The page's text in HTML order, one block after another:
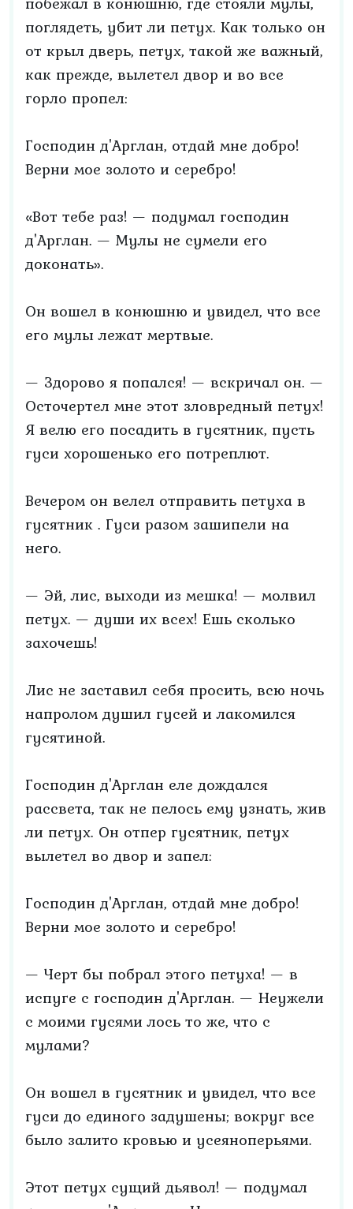
поглядеть, убит ли петух. Как только он
от крыл дверь, петух, такой же важный,
как прежде, вылетел двор и во все
горло пропел:
Господин д'Арглан, отдай мне добро!
Верни мое золото и серебро!
«Вот тебе раз! — подумал господин
д'Арглан. — Мулы не сумели его
доконать».
Он вошел в конюшню и увидел, что все
его мулы лежат мертвые.
— Здорово я попался! — вскричал он. —
Осточертел мне этот зловредный петух!
Я велю его посадить в гусятник, пусть
гуси хорошенько его потреплют.
Вечером он велел отправить петуха в
гусятник . Гуси разом зашипели на
него.
— Эй, лис, выходи из мешка! — молвил
петух. — души их всех! Ешь сколько
захочешь!
Лис не заставил себя просить, всю ночь
напролом душил гусей и лакомился
гусятиной.
Господин д'Арглан еле дождался
рассвета, так не пелось ему узнать, жив
ли петух. Он отпер гусятник, петух
вылетел во двор и запел:
Господин д'Арглан, отдай мне добро!
Верни мое золото и серебро!
— Черт бы побрал этого петуха! — в
испуге с господин д'Арглан. — Неужели
с моими гусями лось то же, что с
мулами?
Он вошел в гусятник и увидел, что все
гуси до единого задушены; вокруг все
было залито кровью и усеяноперьями.
Этот петух сущий дьявол! — подумал